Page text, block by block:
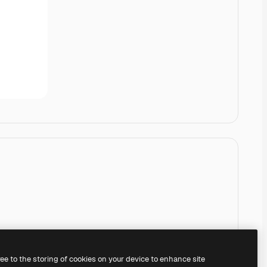
to the storing of cookies on your device to enhance site